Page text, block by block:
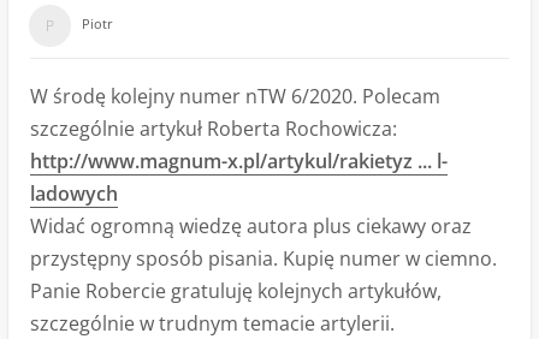
Piotr
W środę kolejny numer nTW 6/2020. Polecam
szczególnie artykuł Roberta Rochowicza:
http://www.magnum-x.pl/artykul/rakietyz ... l-
ladowych
Widać ogromną wiedzę autora plus ciekawy oraz
przystępny sposób pisania. Kupię numer w ciemno.
Panie Robercie gratuluję kolejnych artykułów,
szczególnie w trudnym temacie artylerii.